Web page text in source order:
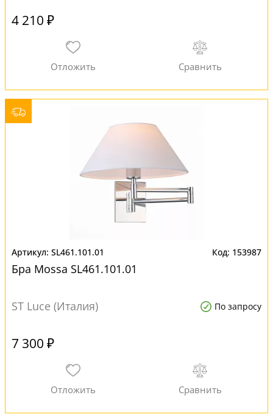
4 210 ₽
SL461.101.01 153987
Бра Mossa SL461.101.01
ST Luce (Италия) По запросу
7 300 ₽